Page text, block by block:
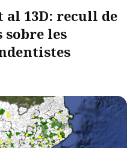
al 13D: recull de
les